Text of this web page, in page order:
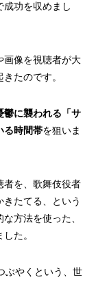
成功を収めまし
画像を視聴者が大
たのです。
鬱に襲われる「サ
る時間帯を狙いま
者を、歌舞伎役者
たてる、という
方法を使った、
た。
ぶやくという、世